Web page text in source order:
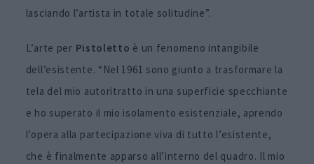
lasciando l’artista in totale solitudine”.
L’arte per Pistoletto è un fenomeno intangibile
dell’esistente. “Nel 1961 sono giunto a trasformare la
tela del mio autoritratto in una superficie specchiante
e ho superato il mio isolamento esistenziale, aprendo
l’opera alla partecipazione viva di tutto l’esistente,
che è finalmente apparso all’interno del quadro. Il mio